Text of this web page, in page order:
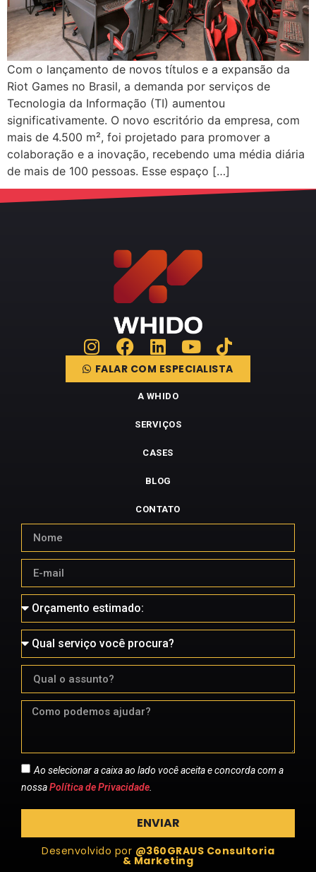
Com o lançamento de novos títulos e a expansão da
Riot Games no Brasil, a demanda por serviços de
Tecnologia da Informação (TI) aumentou
significativamente. O novo escritório da empresa, com
mais de 4.500 m², foi projetado para promover a
colaboração e a inovação, recebendo uma média diária
de mais de 100 pessoas. Esse espaço […]
FALAR COM ESPECIALISTA
A WHIDO
SERVIÇOS
CASES
BLOG
CONTATO
Ao selecionar a caixa ao lado você aceita e concorda com a
nossaPolítica de Privacidade
ENVIAR
Desenvolvido por @360GRAUS Consultoria
& Marketing